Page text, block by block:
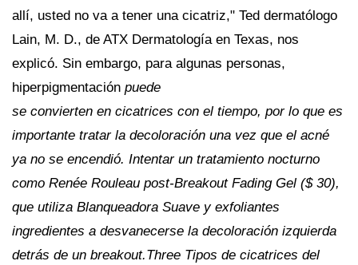
allí, usted no va a tener una cicatriz," Ted dermatólogo
Lain, M. D., de ATX Dermatología en Texas, nos
explicó. Sin embargo, para algunas personas,
hiperpigmentación puede
se convierten en cicatrices con el tiempo, por lo que es
importante tratar la decoloración una vez que el acné
ya no se encendió. Intentar un tratamiento nocturno
como Renée Rouleau post-Breakout Fading Gel ($ 30),
que utiliza Blanqueadora Suave y exfoliantes
ingredientes a desvanecerse la decoloración izquierda
detrás de un breakout.Three Tipos de cicatrices del